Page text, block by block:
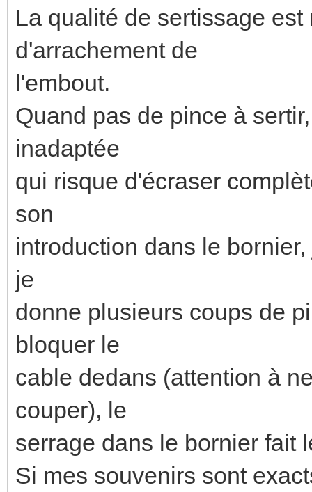
La qualité de sertissage
d'arrachement de
l'embout.
Quand pas de pince à
inadaptée
qui risque d'écraser
son
introduction dans le
je
donne plusieurs coups de
bloquer le
cable dedans (attention à
couper), le
serrage dans le bornier fait
Si mes souvenirs sont